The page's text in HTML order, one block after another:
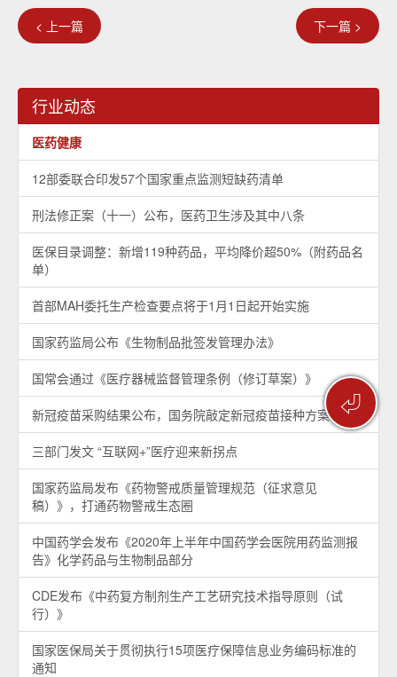
⏎
< 上一篇 下一篇 >
行业动态
医药健康
12部委联合印发57个国家重点监测短缺药清单
刑法修正案（十一）公布，医药卫生涉及其中八条
医保目录调整：新增119种药品，平均降价超50%（附药品名
单）
首部MAH委托生产检查要点将于1月1日起开始实施
国家药监局公布《生物制品批签发管理办法》
国常会通过《医疗器械监督管理条例（修订草案）》
新冠疫苗采购结果公布，国务院敲定新冠疫苗接种方案
三部门发文 “互联网+”医疗迎来新拐点
国家药监局发布《药物警戒质量管理规范（征求意见
稿）》，打通药物警戒生态圈
中国药学会发布《2020年上半年中国药学会医院用药监测报
告》化学药品与生物制品部分
CDE发布《中药复方制剂生产工艺研究技术指导原则（试
行）》
国家医保局关于贯彻执行15项医疗保障信息业务编码标准的
通知